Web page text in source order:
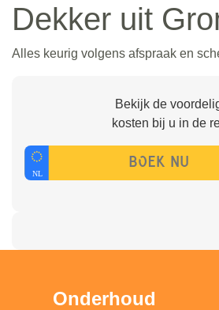
Dekker uit
Alles keurig volgens afspraak en
Bekijk de
kosten bij u in de
Onderhoud